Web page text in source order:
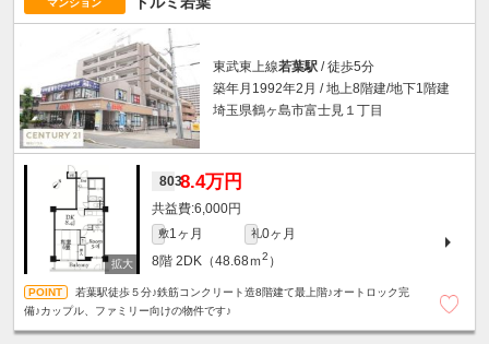
マンション
東武東上線若葉駅 / 徒歩5分
築年月1992年2月 / 地上8階建/地下1階建
埼玉県鶴ヶ島市富士見１丁目
8038.4万円
6,000円
敷1ヶ月 礼0ヶ月
8階 2DK（48.68ｍ2 ）
若葉駅徒歩５分♪鉄筋コンクリート造8階建て最上階♪オートロック完
備♪カップル、ファミリー向けの物件です♪